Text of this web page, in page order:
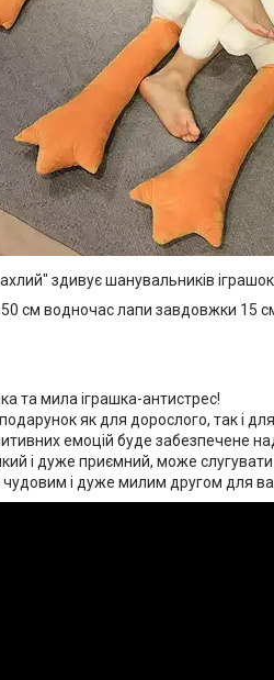
здивує шанувальників
50 см водночас лапи завдовжки 15
та мила іграшка-антистрес!
як для дорослого, так і
емоцій буде забезпечене
і дуже приємний, може
чудовим і дуже милим другом для